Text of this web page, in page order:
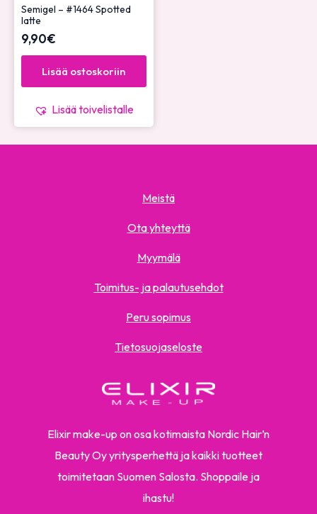
Semigel – #1464 Spotted
latte
9,90€
Lisää ostoskoriin
Lisää toivelistalle
Elixir make-up on osa kotimaista Nordic Hair’n
Beauty Oy yritysperhettä ja kaikki tuotteet
toimitetaan Suomen Salosta. Shoppaile ja
ihastu!
Meistä
Ota yhteyttä
Myymälä
Toimitus- ja palautusehdot
Peru sopimus
Tietosuojaseloste